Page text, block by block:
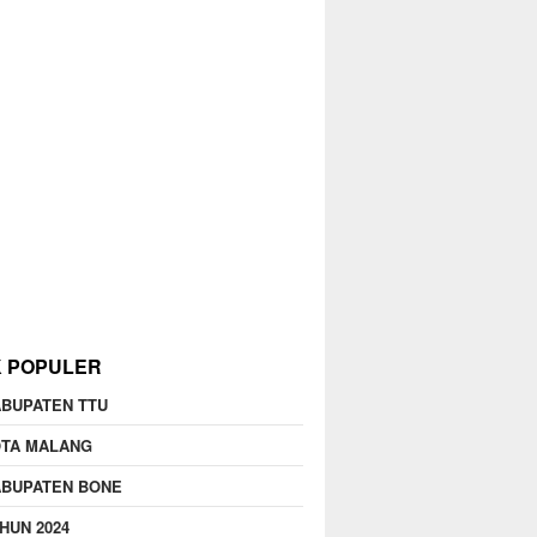
POPULER
TTU
MALANG
BONE
2024